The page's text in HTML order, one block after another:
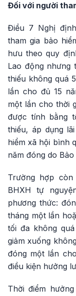
Đối với người
Điều 7 Nghị
tham gia bảo
hưu theo quy
Lao động nhưng
thiếu không quá
lần cho đủ 15
một lần cho thời
được tính bằng
thiếu, áp dụng
hiểm xã hội bình
năm đóng do
Trường hợp
BHXH tự
phương thức:
tháng một lần
tối đa không
giảm xuống
đóng một lần
điều kiện hưởng
Thời điểm